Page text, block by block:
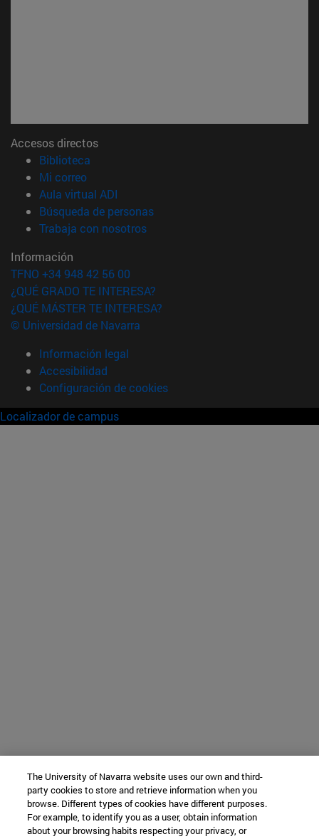
Accesos directos
Biblioteca
Mi correo(abre en nueva ventana)
Aula virtual ADI
Búsqueda de personas(abre en nueva ventana)
Trabaja con nosotros(abre en nueva ventana)
Información
TFNO +34 948 42 56 00
¿QUÉ GRADO TE INTERESA?
¿QUÉ MÁSTER TE INTERESA?
© Universidad de Navarra
Información legal
Accesibilidad
Configuración de cookies
Localizador de campus
The University of Navarra website uses our own and third-
party cookies to store and retrieve information when you
browse. Different types of cookies have different purposes.
For example, to identify you as a user, obtain information
about your browsing habits respecting your privacy, or